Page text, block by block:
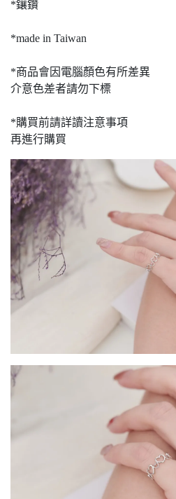
*鑲鑽
*made in Taiwan
*商品會因電腦顏色有所差異
介意色差者請勿下標
*購買前請詳讀注意事項
再進行購買